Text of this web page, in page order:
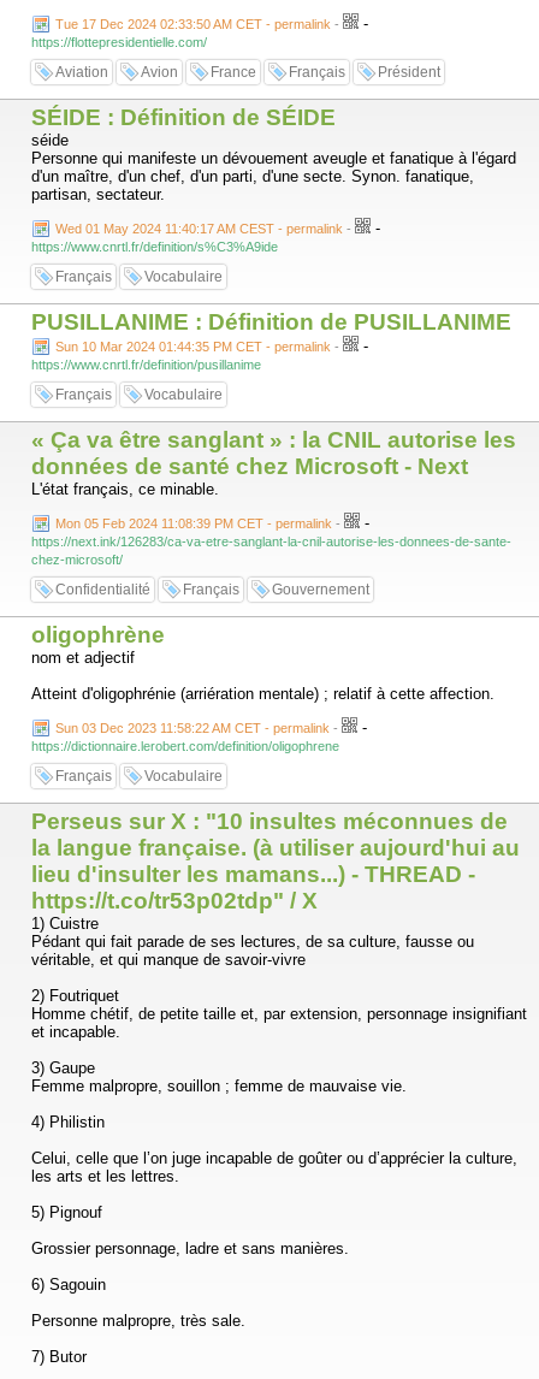
Tue 17 Dec 2024 02:33:50 AM CET - permalink - -
https://flottepresidentielle.com/
Aviation Avion France Français Président
SÉIDE : Définition de SÉIDE
séide
Personne qui manifeste un dévouement aveugle et fanatique à l'égard
d'un maître, d'un chef, d'un parti, d'une secte. Synon. fanatique,
partisan, sectateur.
Wed 01 May 2024 11:40:17 AM CEST - permalink - -
https://www.cnrtl.fr/definition/s%C3%A9ide
Français Vocabulaire
PUSILLANIME : Définition de PUSILLANIME
Sun 10 Mar 2024 01:44:35 PM CET - permalink - -
https://www.cnrtl.fr/definition/pusillanime
Français Vocabulaire
« Ça va être sanglant » : la CNIL autorise les
données de santé chez Microsoft - Next
L'état français, ce minable.
Mon 05 Feb 2024 11:08:39 PM CET - permalink - -
https://next.ink/126283/ca-va-etre-sanglant-la-cnil-autorise-les-donnees-de-sante-
chez-microsoft/
Confidentialité Français Gouvernement
oligophrène
nom et adjectif
Atteint d'oligophrénie (arriération mentale) ; relatif à cette affection.
Sun 03 Dec 2023 11:58:22 AM CET - permalink - -
https://dictionnaire.lerobert.com/definition/oligophrene
Français Vocabulaire
Perseus sur X : "10 insultes méconnues de
la langue française. (à utiliser aujourd'hui au
lieu d'insulter les mamans...) - THREAD -
https://t.co/tr53p02tdp" / X
1) Cuistre
Pédant qui fait parade de ses lectures, de sa culture, fausse ou
véritable, et qui manque de savoir-vivre
2) Foutriquet
Homme chétif, de petite taille et, par extension, personnage insignifiant
et incapable.
3) Gaupe
Femme malpropre, souillon ; femme de mauvaise vie.
4) Philistin
Celui, celle que l’on juge incapable de goûter ou d’apprécier la culture,
les arts et les lettres.
5) Pignouf
Grossier personnage, ladre et sans manières.
6) Sagouin
Personne malpropre, très sale.
7) Butor